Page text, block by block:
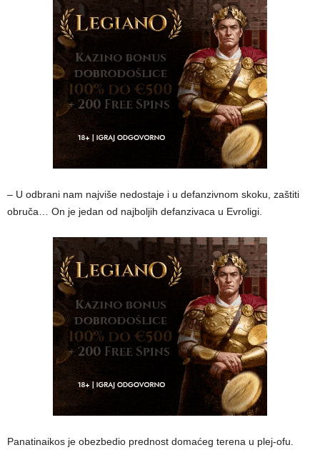
– U odbrani nam najviše nedostaje i u defanzivnom skoku, zaštiti
obruča… On je jedan od najboljih defanzivaca u Evroligi.
Panatinaikos je obezbedio prednost domaćeg terena u plej-ofu.